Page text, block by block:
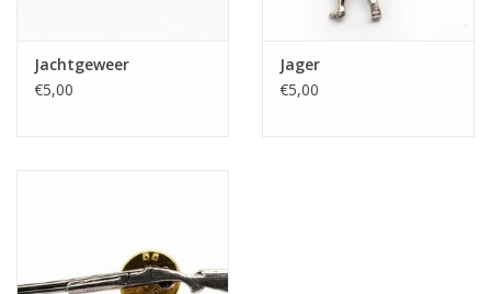
Jachtgeweer
€5,00
Jager
€5,00